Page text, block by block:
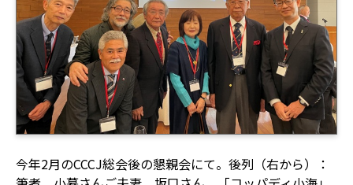
今年2月のCCCJ総会後の懇親会にて。後列（右から）：